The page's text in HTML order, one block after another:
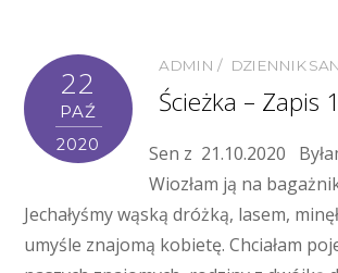
22
PAŹ
2020
ADMIN DZIENNIK
Ścieżka – Zapis
Sen z 21.10.2020
Wiozłam ją na
Jechałyśmy wąską dróżką, lasem,
umyśle znajomą kobietę. Chciałam